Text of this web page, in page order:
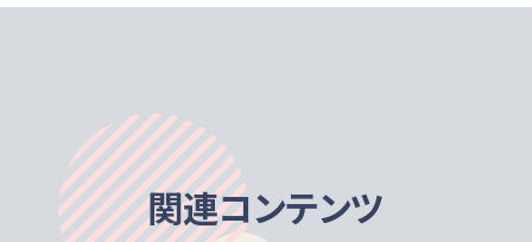
関連コンテンツ